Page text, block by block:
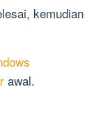
kemudian
awal.